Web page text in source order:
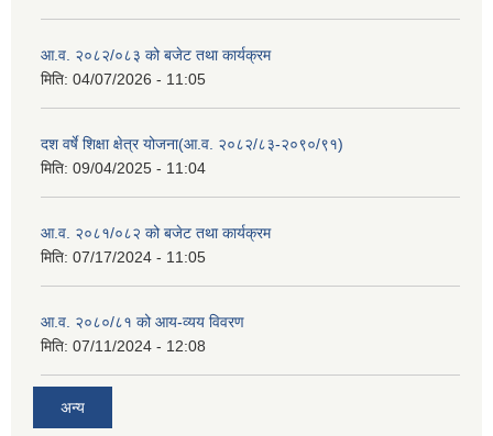
आ.व. २०८२/०८३ को बजेट तथा कार्यक्रम
मिति: 04/07/2026 - 11:05
दश वर्षे शिक्षा क्षेत्र योजना(आ.व. २०८२/८३-२०९०/९१)
मिति: 09/04/2025 - 11:04
आ.व. २०८१/०८२ को बजेट तथा कार्यक्रम
मिति: 07/17/2024 - 11:05
आ.व. २०८०/८१ को आय-व्यय विवरण
मिति: 07/11/2024 - 12:08
अन्य